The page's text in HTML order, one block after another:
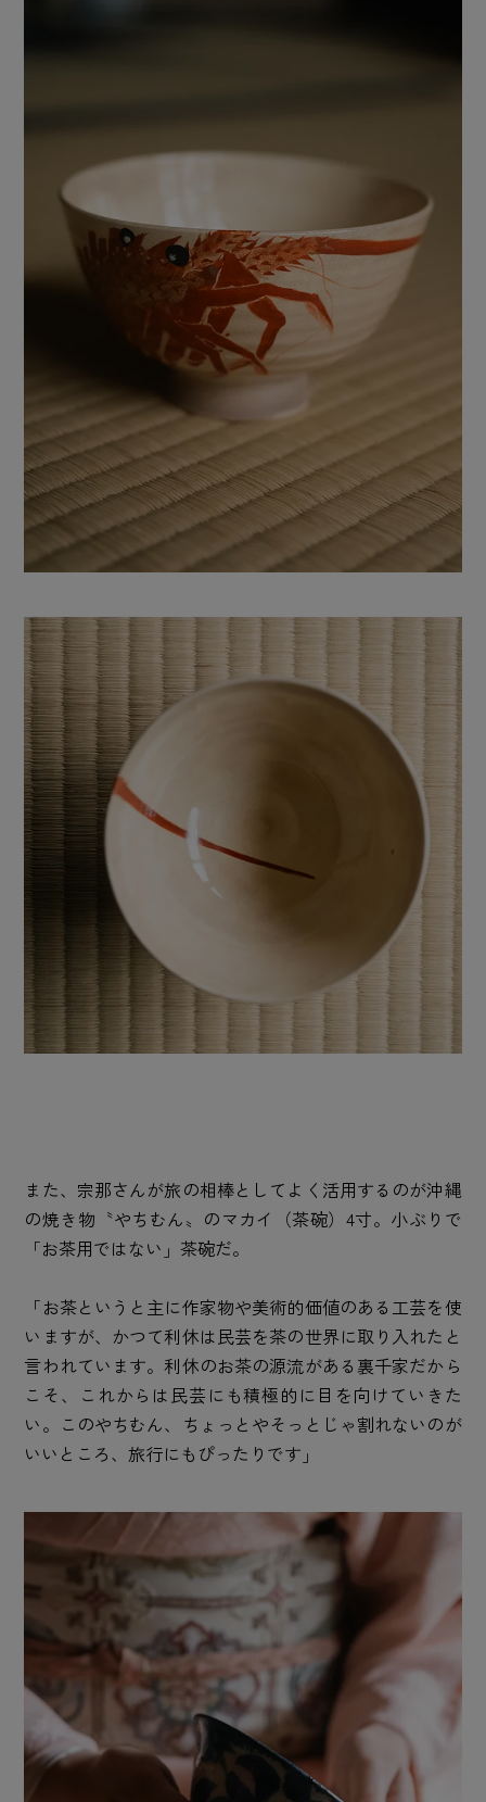
また、宗那さんが旅の相棒としてよく活用するのが沖縄
の焼き物〝やちむん〟のマカイ（茶碗）4寸。小ぶりで
「お茶用ではない」茶碗だ。
「お茶というと主に作家物や美術的価値のある工芸を使
いますが、かつて利休は民芸を茶の世界に取り入れたと
言われています。利休のお茶の源流がある裏千家だから
こそ、これからは民芸にも積極的に目を向けていきた
い。このやちむん、ちょっとやそっとじゃ割れないのが
いいところ、旅行にもぴったりです」